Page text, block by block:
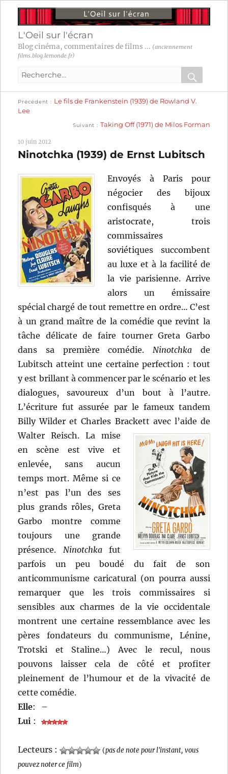
L'Oeil sur l'écran
Blog cinéma, commentaires de films ... (anciennement
films.blog.lemonde.fr)
Recherche
:
OK
Navigation
l’article
Précédent
précédente :
Le fils de Frankenstein (1939) de Rowland V.
Lee
Suivant
suivante :
Taking Off (1971) de Milos Forman
10 juin 2012
Ninotchka (1939) de Ernst Lubitsch
Envoyés à Paris pour
négocier des bijoux
confisqués à une
aristocrate, trois
commissaires
soviétiques succombent
au luxe et à la facilité de
la vie parisienne. Arrive
alors un émissaire
spécial chargé de tout remettre en ordre… C’est
à un grand maître de la comédie que revint la
tâche délicate de faire tourner Greta Garbo
dans sa première comédie.Ninotchka de
Lubitsch atteint une certaine perfection : tout
y est brillant à commencer par le scénario et les
dialogues, savoureux d’un bout à l’autre.
L’écriture fut assurée par le fameux tandem
Billy Wilder et Charles Brackett avec l’aide de
Walter Reisch. La mise
en scène est vive et
enlevée, sans aucun
temps mort. Même si ce
n’est pas l’un des ses
plus grands rôles, Greta
Garbo montre comme
toujours une grande
présence. Ninotchkafut
parfois un peu boudé du fait de son
anticommunisme caricatural (on pourra aussi
remarquer que les trois commissaires si
sensibles aux charmes de la vie occidentale
montrent une certaine ressemblance avec les
pères fondateurs du communisme, Lénine,
Trotski et Staline…) Avec le recul, nous
pouvons laisser cela de côté et profiter
pleinement de l’humour et de la vivacité de
cette comédie.
Elle:
–
Lui :
Lecteurs : (pas de note pour l'instant, vous
pouvez noter ce film)